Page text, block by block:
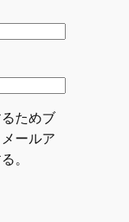
ためブ
ールア
。